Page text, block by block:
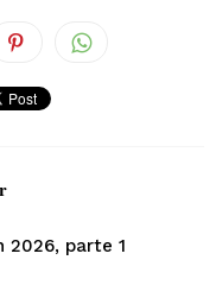
2026, parte 1